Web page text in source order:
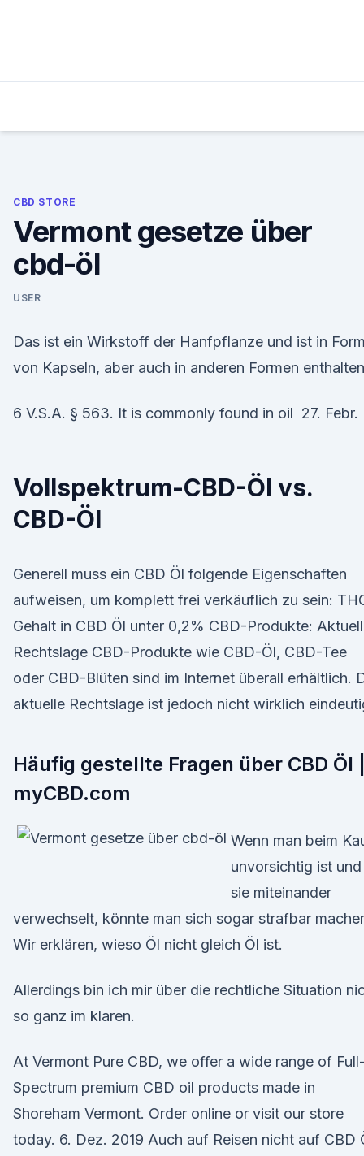
CBD STORE
Vermont gesetze über
cbd-öl
USER
Das ist ein Wirkstoff der Hanfpflanze und ist in Form
von Kapseln, aber auch in anderen Formen
6 V.S.A. § 563. It is commonly found in oil 27. Febr.
Vollspektrum-CBD-Öl vs.
CBD-Öl
Generell muss ein CBD Öl folgende Eigenschaften
aufweisen, um komplett frei verkäuflich zu sein:
Gehalt in CBD Öl unter 0,2% CBD-Produkte:
Rechtslage CBD-Produkte wie CBD-Öl, CBD-Tee
oder CBD-Blüten sind im Internet überall erhältlich.
aktuelle Rechtslage ist jedoch nicht wirklich
Häufig gestellte Fragen über CBD Öl |
myCBD.com
Wenn man beim
unvorsichtig ist und
sie miteinander
verwechselt, könnte man sich sogar strafbar
Wir erklären, wieso Öl nicht gleich Öl ist.
Allerdings bin ich mir über die rechtliche Situation
so ganz im klaren.
At Vermont Pure CBD, we offer a wide range of Full-
Spectrum premium CBD oil products made in
Shoreham Vermont. Order online or visit our store
today. 6. Dez. 2019 Auch auf Reisen nicht auf CBD